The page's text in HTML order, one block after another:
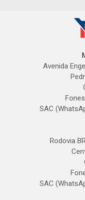
Avenida
SAC
Rodovia
SAC